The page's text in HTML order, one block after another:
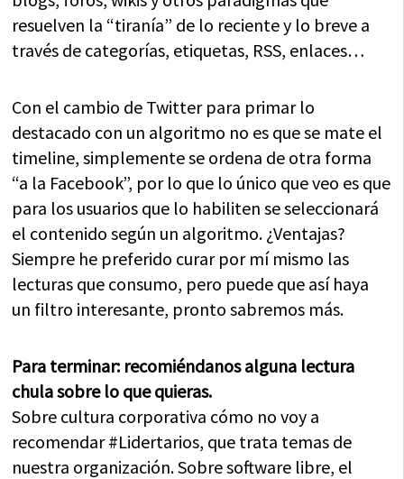
resuelven la “tiranía” de lo reciente y lo breve a
través de categorías, etiquetas, RSS, enlaces…
Con el cambio de Twitter para primar lo
destacado con un algoritmo no es que se mate el
timeline, simplemente se ordena de otra forma
“a la Facebook”, por lo que lo único que veo es que
para los usuarios que lo habiliten se seleccionará
el contenido según un algoritmo. ¿Ventajas?
Siempre he preferido curar por mí mismo las
lecturas que consumo, pero puede que así haya
un filtro interesante, pronto sabremos más.
Para terminar: recomiéndanos alguna lectura
chula sobre lo que quieras.
Sobre cultura corporativa cómo no voy a
recomendar #Lidertarios, que trata temas de
nuestra organización. Sobre software libre, el